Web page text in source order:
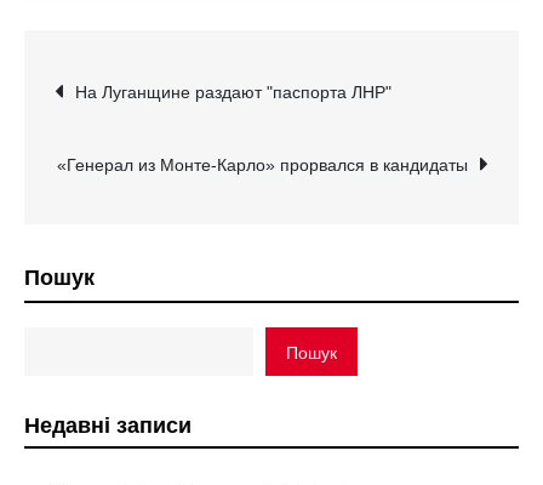
Навігація
записів
На Луганщине раздают "паспорта ЛНР"
«Генерал из Монте-Карло» прорвался в кандидаты
Пошук
Пошук
Недавні записи